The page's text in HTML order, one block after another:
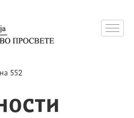
552